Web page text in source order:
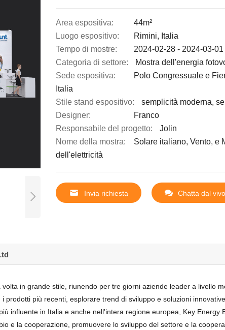
Area espositiva:
44m²
Luogo espositivo:
Rimini, Italia
Tempo di mostre:
2024-02-28 - 2024-03-01
Categoria di settore:
Mostra dell'energia
Sede espositiva:
Polo Congressuale e
Italia
Stile stand espositivo:
semplicità moderna,
Designer:
Franco
Responsabile del progetto:
Jolin
Nome della mostra:
Solare italiano, Vento, e
dell'elettricità
Invia richiesta Chatta dal vivo
in grande stile, riunendo per tre giorni aziende leader a livello
più recenti, esplorare trend di sviluppo e soluzioni
influente in Italia e anche nell'intera regione europea, Key Energy
e la cooperazione, promuovere lo sviluppo del settore e la